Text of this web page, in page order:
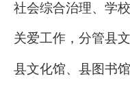
社会综合治理、学
关爱工作 ， 分管县
县文化馆、县图书馆